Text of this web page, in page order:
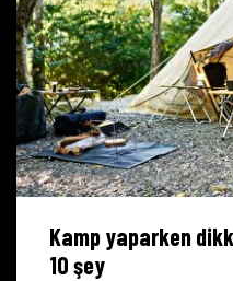
Kamp yaparken
10 şey